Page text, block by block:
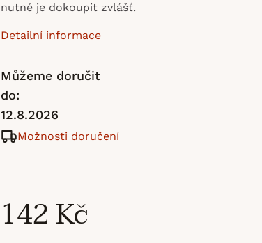
142 Kč
Můžeme doručit
do:
12.8.2026
Možnosti doručení
nutné je dokoupit zvlášť.
Detailní informace